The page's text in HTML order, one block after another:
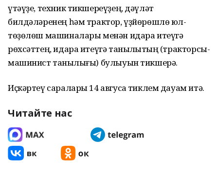
үтәүҙе, техник тикшереүҙең, дәүләт
билдәләренең һәм трактор, үҙйөрөшлө юл-
төҙөлөш машиналары менән идара итеүгә
рөхсәттең, идара итеүгә таныҡлыҡтың (тракторсы-
машинист таныҡлығы) булыуын тикшерә.
Иҫкәртеү саралары 14 авгусҡа тиклем дауам итә.
Читайте нас